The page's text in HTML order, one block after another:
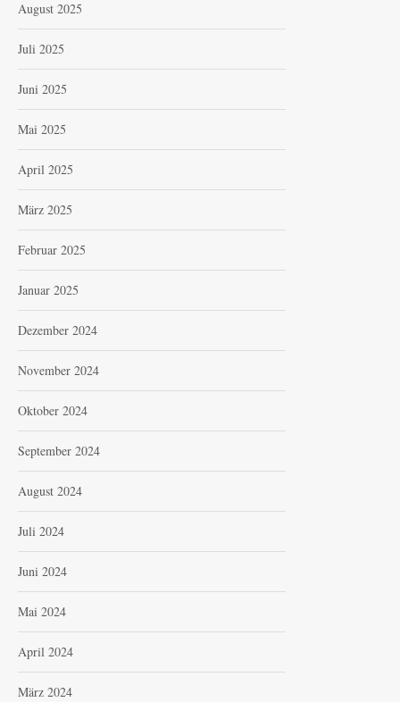
August 2025
Juli 2025
Juni 2025
Mai 2025
April 2025
März 2025
Februar 2025
Januar 2025
Dezember 2024
November 2024
Oktober 2024
September 2024
August 2024
Juli 2024
Juni 2024
Mai 2024
April 2024
März 2024